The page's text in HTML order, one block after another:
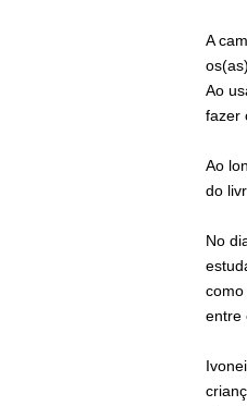
A
Ao
fazer
Ao
do
No
entre